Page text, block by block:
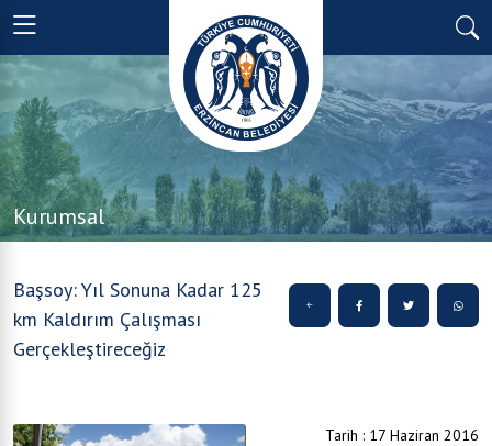
Kurumsal
Başsoy: Yıl Sonuna Kadar 125
km Kaldırım Çalışması
Gerçekleştireceğiz
Tarih : 17 Haziran 2016